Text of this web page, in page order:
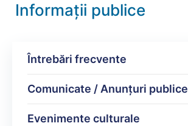
Informații publice
Întrebări frecvente
Comunicate / Anunțuri publice
Evenimente culturale